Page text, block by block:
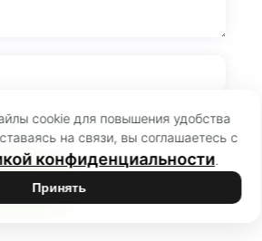
cookie для повышения удобства
на связи, вы соглашаетесь с
конфиденциальности.
Принять